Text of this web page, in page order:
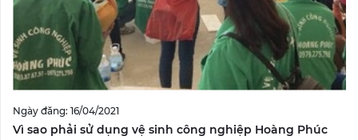
Ngày đăng: 16/04/2021
Vì sao phải sử dụng vệ sinh công nghiệp Hoàng Phúc